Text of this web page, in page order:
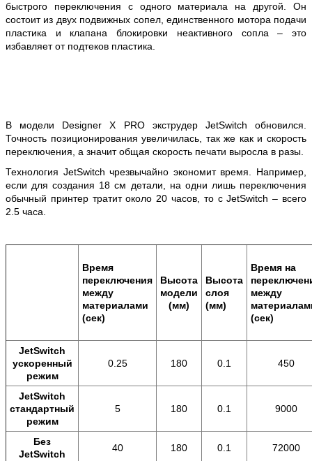
быстрого переключения с одного материала на другой. Он
состоит из двух подвижных сопел, единственного мотора подачи
пластика и клапана блокировки неактивного сопла – это
избавляет от подтеков пластика.
В модели Designer X PRO экструдер JetSwitch обновился.
Точность позиционирования увеличилась, так же как и скорость
переключения, а значит общая скорость печати выросла в разы.
Технология JetSwitch чрезвычайно экономит время. Например,
если для создания 18 см детали, на одни лишь переключения
обычный принтер тратит около 20 часов, то с JetSwitch – всего
2.5 часа.
Время
переключения
между
материалами
(сек)
Высота
модели
(мм)
Высота
слоя
(мм)
Время на
между
(сек)
JetSwitch
ускоренный
режим
0.25 180 0.1 450
JetSwitch
стандартный
режим
5 180 0.1 9000
Без
JetSwitch
40 180 0.1 72000